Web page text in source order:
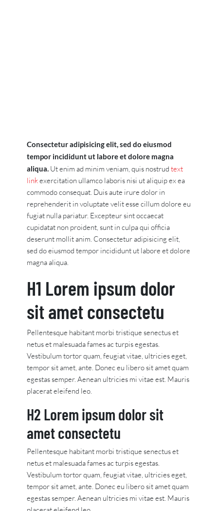
Consectetur adipisicing elit, sed do eiusmod
tempor incididunt ut labore et dolore magna
aliqua. Ut enim ad minim veniam, quis nostrud text
linkexercitation ullamco laboris nisi ut aliquip ex ea
commodo consequat. Duis aute irure dolor in
reprehenderit in voluptate velit esse cillum dolore eu
fugiat nulla pariatur. Excepteur sint occaecat
cupidatat non proident, sunt in culpa qui officia
deserunt mollit anim. Consectetur adipisicing elit,
sed do eiusmod tempor incididunt ut labore et dolore
magna aliqua.
H1 Lorem ipsum dolor
sit amet consectetu
Pellentesque habitant morbi tristique senectus et
netus et malesuada fames ac turpis egestas.
Vestibulum tortor quam, feugiat vitae, ultricies eget,
tempor sit amet, ante. Donec eu libero sit amet quam
egestas semper. Aenean ultricies mi vitae est. Mauris
placerat eleifend leo.
H2 Lorem ipsum dolor sit
amet consectetu
Pellentesque habitant morbi tristique senectus et
netus et malesuada fames ac turpis egestas.
Vestibulum tortor quam, feugiat vitae, ultricies eget,
tempor sit amet, ante. Donec eu libero sit amet quam
egestas semper. Aenean ultricies mi vitae est. Mauris